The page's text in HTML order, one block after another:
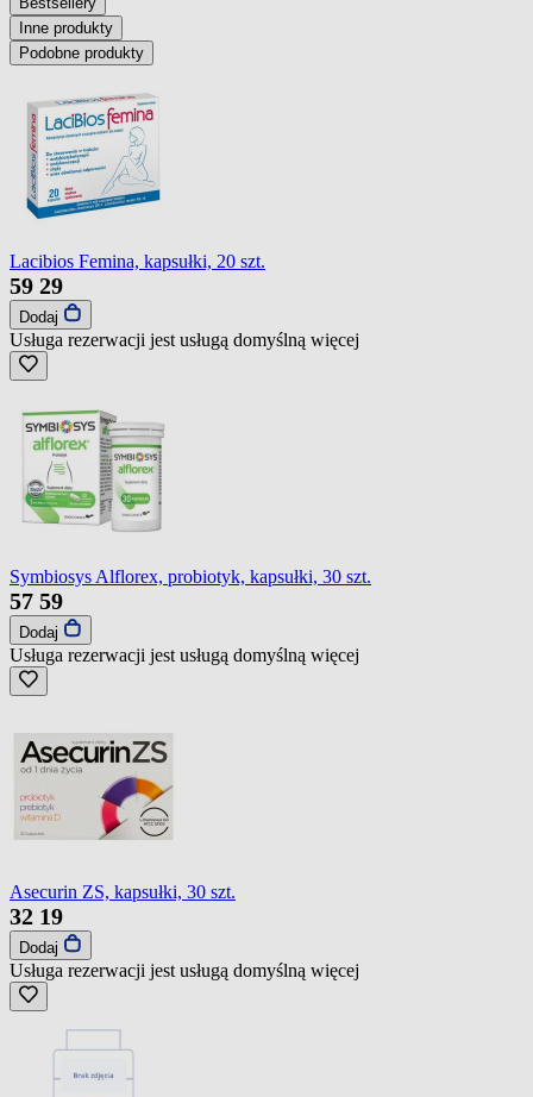
Inne produkty
Podobne produkty
Lacibios Femina, kapsułki, 20 szt.
59 29
Dodaj
Usługa rezerwacji jest usługą domyślną więcej
Symbiosys Alflorex, probiotyk, kapsułki, 30 szt.
57 59
Dodaj
Usługa rezerwacji jest usługą domyślną więcej
Asecurin ZS, kapsułki, 30 szt.
32 19
Dodaj
Usługa rezerwacji jest usługą domyślną więcej